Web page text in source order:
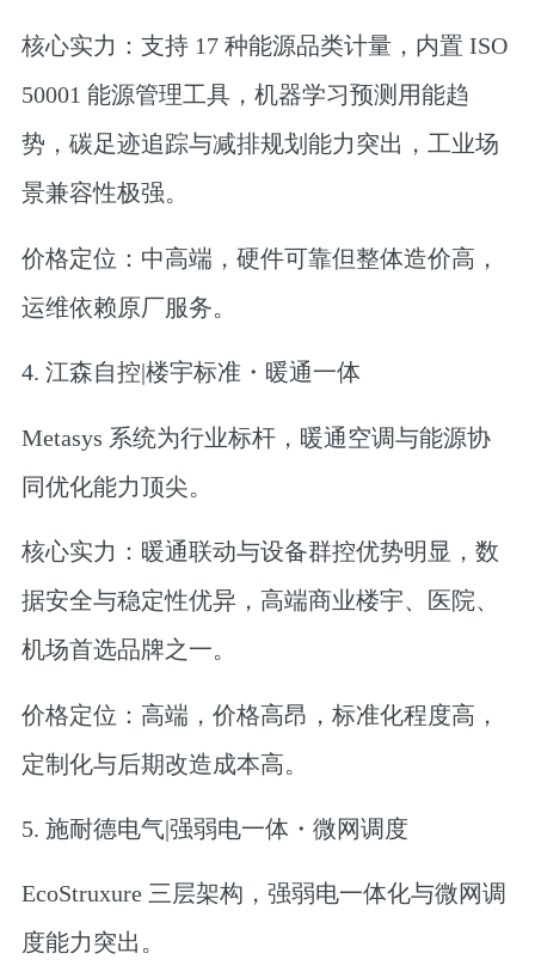
核心实力：支持 17 种能源品类计量，内置 ISO
50001 能源管理工具，机器学习预测用能趋
势，碳足迹追踪与减排规划能力突出，工业场
景兼容性极强。
价格定位：中高端，硬件可靠但整体造价高，
运维依赖原厂服务。
4. 江森自控|楼宇标准・暖通一体
Metasys 系统为行业标杆，暖通空调与能源协
同优化能力顶尖。
核心实力：暖通联动与设备群控优势明显，数
据安全与稳定性优异，高端商业楼宇、医院、
机场首选品牌之一。
价格定位：高端，价格高昂，标准化程度高，
定制化与后期改造成本高。
5. 施耐德电气|强弱电一体・微网调度
EcoStruxure 三层架构，强弱电一体化与微网调
度能力突出。